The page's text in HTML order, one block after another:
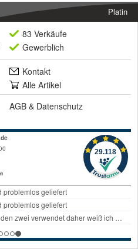
Platin
83 Verkäufe
Gewerblich
Kontakt
Alle Artikel
AGB & Datenschutz